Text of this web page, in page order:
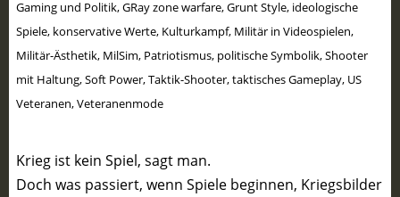
Gaming und Politik,GRay zone warfare,Grunt Style, ideologische
Spiele, konservative Werte, Kulturkampf, Militär in Videospielen,
Militär-Ästhetik, MilSim, Patriotismus, politische Symbolik,Shooter
mit Haltung,Soft Power,Taktik-Shooter,taktisches Gameplay, US
Veteranen,Veteranenmode
Krieg ist kein Spiel, sagt man.
Doch was passiert, wenn Spiele beginnen, Kriegsbilder